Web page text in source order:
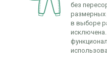
без
в выборе